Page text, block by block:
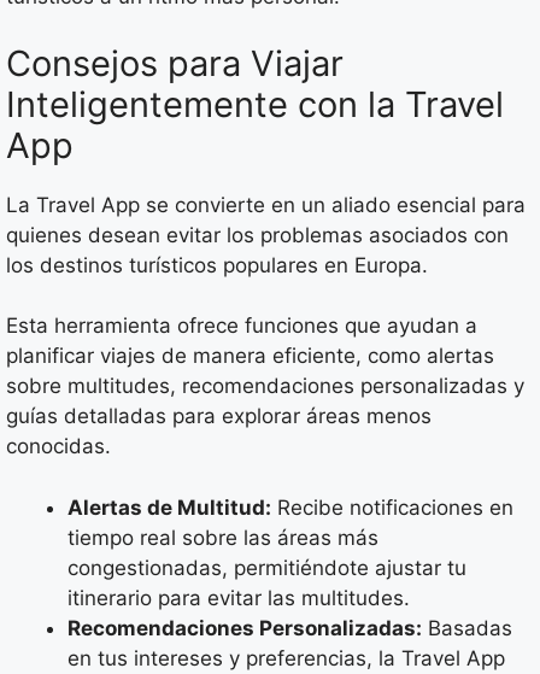
Consejos para Viajar
Inteligentemente con la Travel
App
La Travel App se convierte en un aliado esencial para
quienes desean evitar los problemas asociados con
los destinos turísticos populares en Europa.
Esta herramienta ofrece funciones que ayudan a
planificar viajes de manera eficiente, como alertas
sobre multitudes, recomendaciones personalizadas y
guías detalladas para explorar áreas menos
conocidas.
Alertas de Multitud: Recibe notificaciones en
tiempo real sobre las áreas más
congestionadas, permitiéndote ajustar tu
itinerario para evitar las multitudes.
Recomendaciones Personalizadas: Basadas
en tus intereses y preferencias, la Travel App